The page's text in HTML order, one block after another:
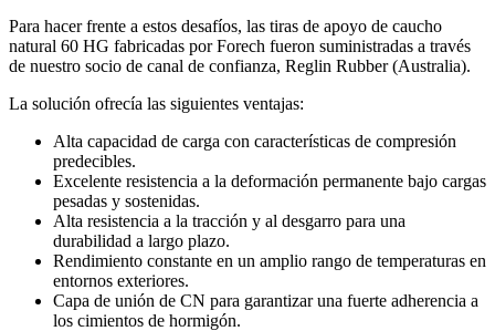
Para hacer frente a estos desafíos, las tiras de apoyo de caucho
natural 60 HG fabricadas por Forech fueron suministradas a través
de nuestro socio de canal de confianza, Reglin Rubber (Australia).
La solución ofrecía las siguientes ventajas:
Alta capacidad de carga con características de compresión
predecibles.
Excelente resistencia a la deformación permanente bajo cargas
pesadas y sostenidas.
Alta resistencia a la tracción y al desgarro para una
durabilidad a largo plazo.
Rendimiento constante en un amplio rango de temperaturas en
entornos exteriores.
Capa de unión de CN para garantizar una fuerte adherencia a
los cimientos de hormigón.